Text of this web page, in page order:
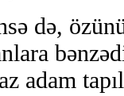
də,
adam